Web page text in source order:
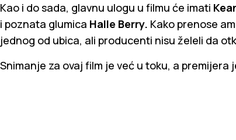
Kao i do sada, glavnu ulogu u filmu će imati
i poznata glumica Halle Berry. Kako prenose
jednog od ubica, ali producenti nisu želeli da
Snimanje za ovaj film je već u toku, a premijera